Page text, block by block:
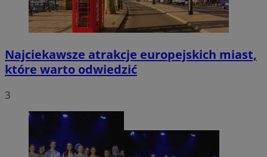
Najciekawsze atrakcje europejskich miast,
które warto odwiedzić
3